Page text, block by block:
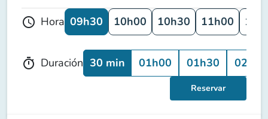
schedule Hora 09h30 10h00 10h30 11h00
timer Duración 30 min 01h00 01h30 02h00
Reservar